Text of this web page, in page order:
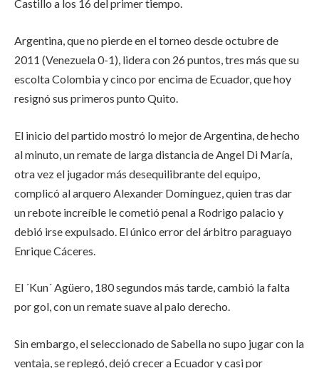
Castillo a los 16 del primer tiempo.
Argentina, que no pierde en el torneo desde octubre de
2011 (Venezuela 0-1), lidera con 26 puntos, tres más que su
escolta Colombia y cinco por encima de Ecuador, que hoy
resignó sus primeros punto Quito.
El inicio del partido mostró lo mejor de Argentina, de hecho
al minuto, un remate de larga distancia de Angel Di María,
otra vez el jugador más desequilibrante del equipo,
complicó al arquero Alexander Domínguez, quien tras dar
un rebote increíble le cometió penal a Rodrigo palacio y
debió irse expulsado. El único error del árbitro paraguayo
Enrique Cáceres.
El ´Kun´ Agüero, 180 segundos más tarde, cambió la falta
por gol, con un remate suave al palo derecho.
Sin embargo, el seleccionado de Sabella no supo jugar con la
ventaja, se replegó, dejó crecer a Ecuador y casi por